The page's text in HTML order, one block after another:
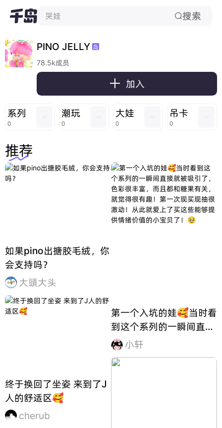
哭娃 搜索
PINO JELLY 岛
78.5k成员
 加入
系列
0
潮玩
0
大娃
0
吊卡
0
推荐
如果pino出搪胶毛绒，你
会支持吗？
大頭大头
终于换回了坐姿 来到了J
人的舒适区🥰
cherub
第一个入坑的娃🥰当时看
到这个系列的一瞬间直接
就被吸引了，色彩很丰
富，而且都和糖果有关，
就觉得很有趣！第一次现
小轩